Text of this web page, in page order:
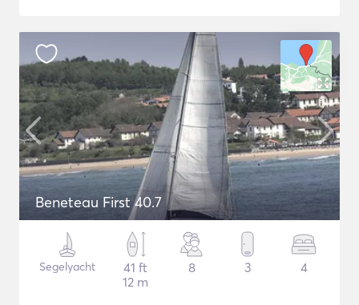
Beneteau First 40.7
Segelyacht
41 ft
12 m
8 3 4